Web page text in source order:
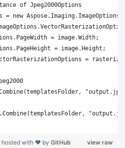
view raw
hosted with ❤ by GitHub